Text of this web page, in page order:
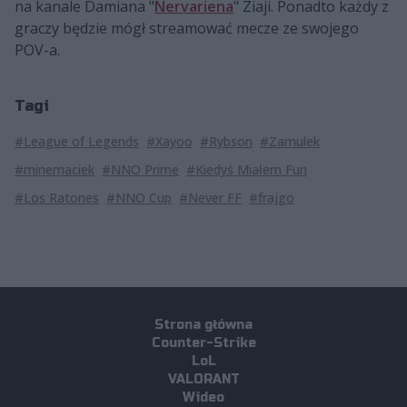
na kanale Damiana "Nervariena" Ziaji. Ponadto każdy z
graczy będzie mógł streamować mecze ze swojego
POV-a.
Tagi
#League of Legends #Xayoo #Rybson #Zamulek
#minemaciek #NNO Prime #Kiedyś Miałem Fun
#Los Ratones #NNO Cup #Never FF #frajgo
Strona główna
Counter-Strike
LoL
VALORANT
Wideo